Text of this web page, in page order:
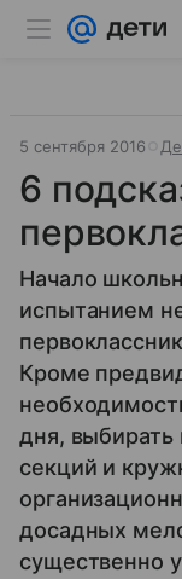
5 сентября 2016
6
Начало
испытанием
Кроме
дня, выбирать
секций и
досадных
существенно